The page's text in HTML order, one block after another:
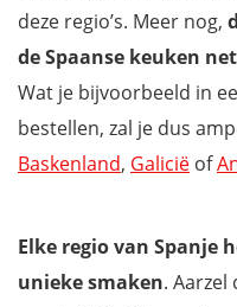
deze regio’s. Meer nog,
de Spaanse keuken
Wat je bijvoorbeeld in
bestellen, zal je dus
Baskenland, Galicië of
Elke regio van Spanje
unieke smaken. Aarzel